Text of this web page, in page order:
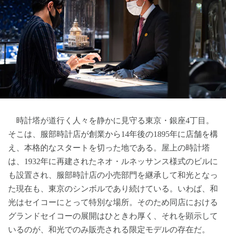
時計塔が道行く人々を静かに見守る東京・銀座4丁目。
そこは、服部時計店が創業から14年後の1895年に店舗を構
え、本格的なスタートを切った地である。屋上の時計塔
は、1932年に再建されたネオ・ルネッサンス様式のビルに
も設置され、服部時計店の小売部門を継承して和光となっ
た現在も、東京のシンボルであり続けている。いわば、和
光はセイコーにとって特別な場所。そのため同店における
グランドセイコーの展開はひときわ厚く、それを顕示して
いるのが、和光でのみ販売される限定モデルの存在だ。